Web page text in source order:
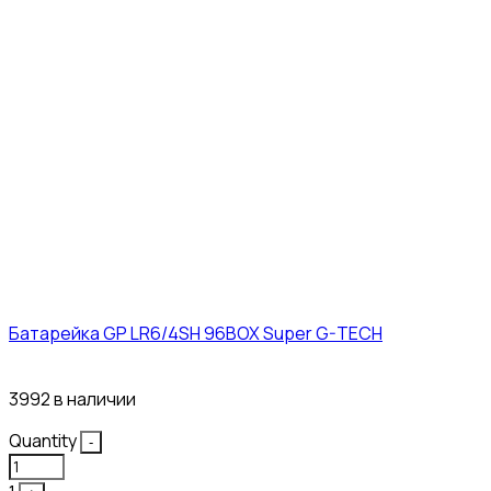
Батарейка GP LR6/4SH 96BOX Super G-TECH
3992 в наличии
Quantity
-